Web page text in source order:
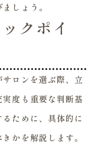
しょう。
クポイ
ロンを選ぶ際、立
度も重要な判断基
ために、具体的に
かを解説します。